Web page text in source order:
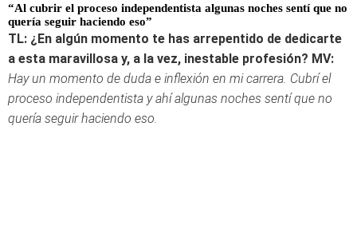
“Al cubrir el proceso independentista algunas noches sentí que no
quería seguir haciendo eso”
TL: ¿En algún momento te has arrepentido de dedicarte
a esta maravillosa y, a la vez, inestable profesión? MV:
Hay un momento de duda e inflexión en mi carrera. Cubrí el
proceso independentista y ahí algunas noches sentí que no
quería seguir haciendo eso.